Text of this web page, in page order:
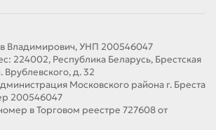
Владимирович, УНП 200546047
224002, Республика Беларусь, Брестская
Врублевского, д. 32
Московского района г. Бреста
200546047
в Торговом реестре 727608 от